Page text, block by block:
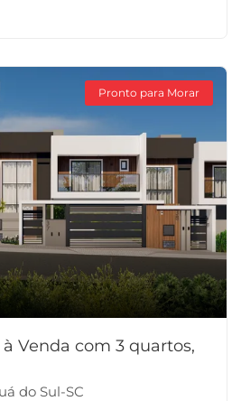
Pronto para Morar
Venda com 3 quartos,
do Sul-SC